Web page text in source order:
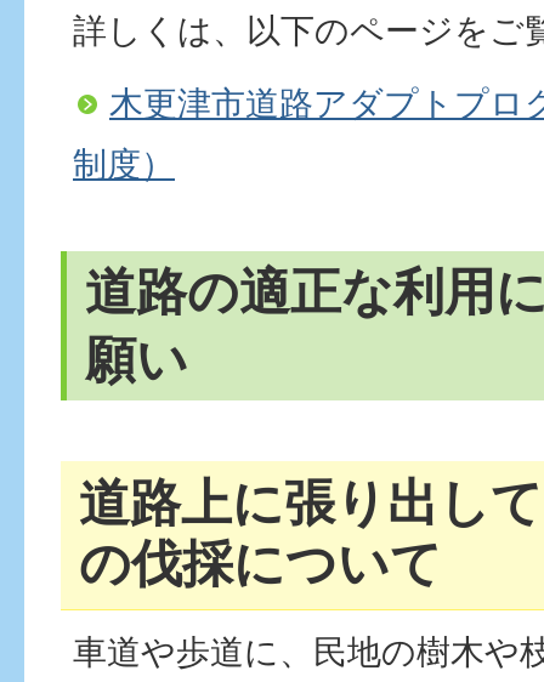
詳しくは、以下のページをご
木更津市道路アダプトプロ
制度）
道路の適正な利用
願い
道路上に張り出し
の伐採について
車道や歩道に、民地の樹木や